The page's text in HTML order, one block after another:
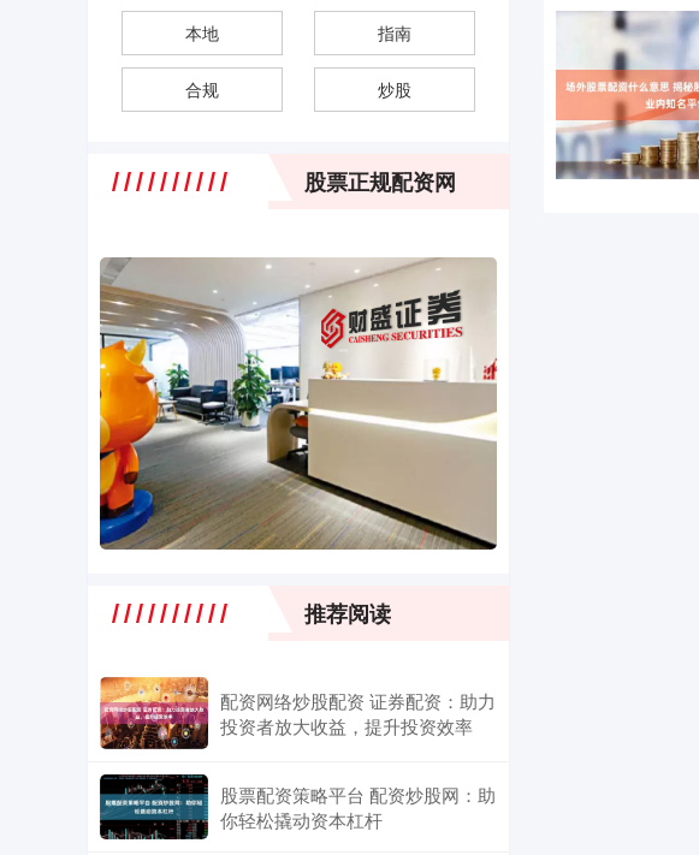
本地 指南
合规 炒股
股票正规配资网
推荐阅读
配资网络炒股配资 证券配资：助力
投资者放大收益，提升投资效率
股票配资策略平台 配资炒股网：助
你轻松撬动资本杠杆